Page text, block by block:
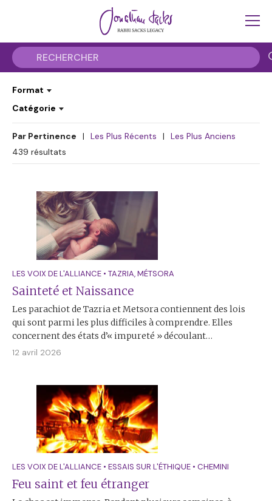
Format
Catégorie
Par Pertinence | Les Plus Récents |
Les Plus Anciens
439 résultats
LES VOIX DE L'ALLIANCE • TAZRIA,MÉTSORA
Sainteté et Naissance
Les parachiot de Tazria et Metsora contiennent des lois
qui sont parmi les plus difficiles à comprendre. Elles
concernent des états d’« impureté » découlant…
12 avril 2026
LES VOIX DE L'ALLIANCE • ESSAIS SUR L'ÉTHIQUE • CHEMINI
Feu saint et feu étranger